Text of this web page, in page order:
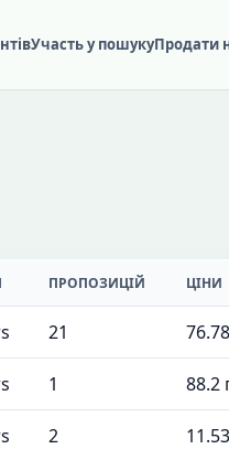
Участь у пошукуПродати
ПРОПОЗИЦІЙ ЦІНИ
21
1 88.2
2